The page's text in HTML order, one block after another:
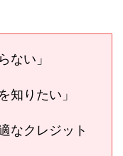
ない」
知りたい」
なクレジット